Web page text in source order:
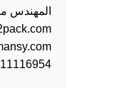
المهندس